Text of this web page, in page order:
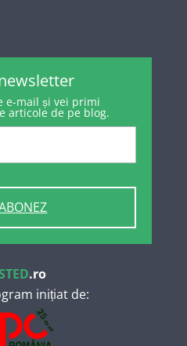
e-mail și vei primi
articole de pe blog.
.ro
inițiat de: